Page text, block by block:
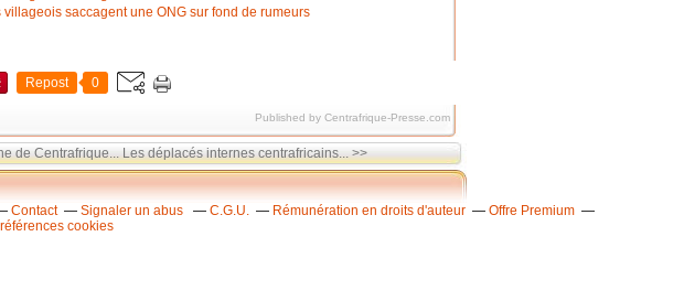
Repost 0
Published by Centrafrique-Presse.com
de Centrafrique... Les déplacés internes centrafricains... >>
Contact Signaler un abus C.G.U. Rémunération en droits d'auteur
Offre Premium
cookies